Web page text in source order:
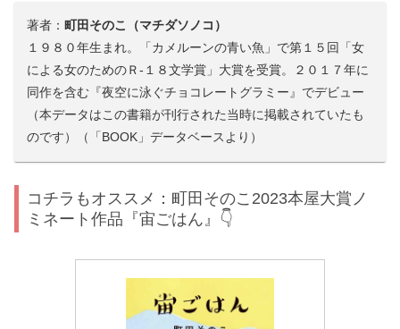
著者：町田そのこ（マチダソノコ）
１９８０年生まれ。「カメルーンの青い魚」で第１５回「女
による女のためのＲ-１８文学賞」大賞を受賞。２０１７年に
同作を含む『夜空に泳ぐチョコレートグラミー』でデビュー
（本データはこの書籍が刊行された当時に掲載されていたも
のです）（「BOOK」データベースより）
コチラもオススメ：町田そのこ2023本屋大賞ノ
ミネート作品『宙ごはん』👇